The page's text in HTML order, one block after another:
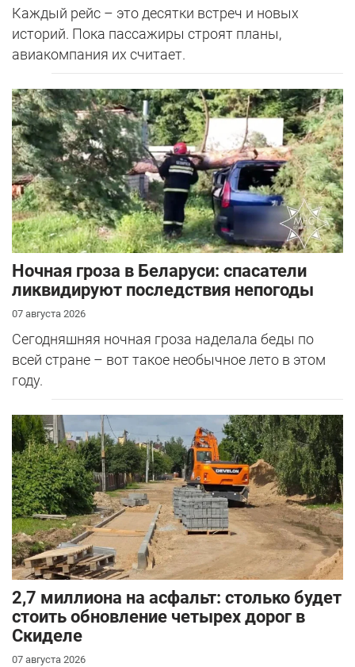
Каждый рейс – это десятки встреч и новых
историй. Пока пассажиры строят планы,
авиакомпания их считает.
Ночная гроза в Беларуси: спасатели
ликвидируют последствия непогоды
07 августа 2026
Сегодняшняя ночная гроза наделала беды по
всей стране – вот такое необычное лето в этом
году.
2,7 миллиона на асфальт: столько будет
стоить обновление четырех дорог в
Скиделе
07 августа 2026